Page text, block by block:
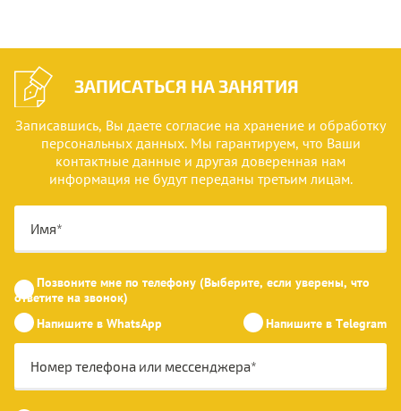
ЗАПИСАТЬСЯ НА ЗАНЯТИЯ
Записавшись, Вы даете согласие на хранение и обработку
персональных данных. Мы гарантируем, что Ваши
контактные данные и другая доверенная нам
информация не будут переданы третьим лицам.
Позвоните мне по телефону (Выберите, если уверены, что
ответите на звонок)
Напишите в WhatsApp
Напишите в Telegram